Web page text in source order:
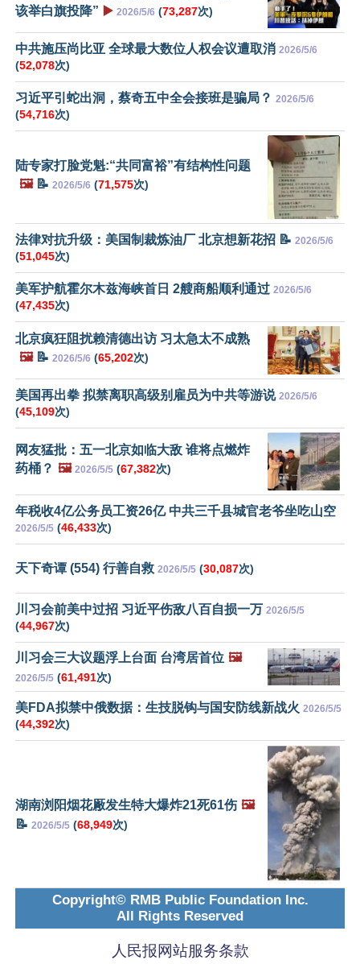
该举白旗投降” ▶️ 2026/5/6 (73,287次)
中共施压尚比亚 全球最大数位人权会议遭取消 2026/5/6
(52,078次)
习近平引蛇出洞，蔡奇五中全会接班是骗局？ 2026/5/6
(54,716次)
陆专家打脸党魁:“共同富裕”有结构性问题
🖼️📝 2026/5/6 (71,575次)
法律对抗升级：美国制裁炼油厂 北京想新花招 📝 2026/5/6
(51,045次)
美军护航霍尔木兹海峡首日 2艘商船顺利通过 2026/5/6
(47,435次)
北京疯狂阻扰赖清德出访 习太急太不成熟
🖼️📝 2026/5/6 (65,202次)
美国再出拳 拟禁离职高级别雇员为中共等游说 2026/5/6
(45,109次)
网友猛批：五一北京如临大敌 谁将点燃炸
药桶？ 🖼️ 2026/5/5 (67,382次)
年税收4亿公务员工资26亿 中共三千县城官老爷坐吃山空
2026/5/5 (46,433次)
天下奇谭 (554) 行善自救 2026/5/5 (30,087次)
川习会前美中过招 习近平伤敌八百自损一万 2026/5/5
(44,967次)
川习会三大议题浮上台面 台湾居首位 🖼️
2026/5/5 (61,491次)
美FDA拟禁中俄数据：生技脱钩与国安防线新战火 2026/5/5
(44,392次)
湖南浏阳烟花厰发生特大爆炸21死61伤 🖼️
📝 2026/5/5 (68,949次)
Copyright© RMB Public Foundation Inc.
All Rights Reserved
人民报网站服务条款